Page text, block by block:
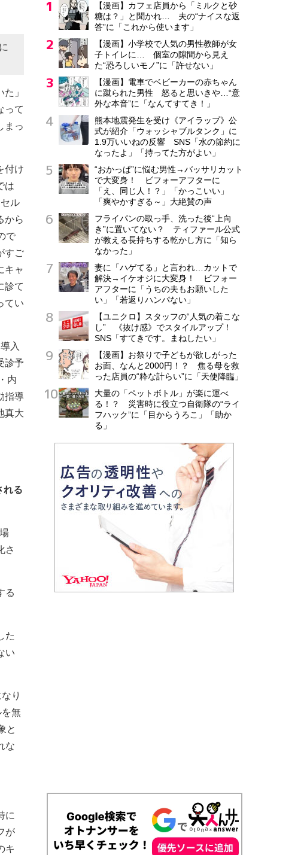
」
って
まっ
付け
は
ル
から
で
すご
キャ
診て
てい
入
診予
内
指導
真大
れる
さ
る
た
い
り
を無
と
な
に
が
キ
【漫画】カフェ店員から「ミルクと砂
糖は？」と聞かれ… 夫の“ナイスな返
答”に「これから使います」
【漫画】小学校で人気の男性教師が女
子トイレに… 個室の隙間から見え
た“恐ろしいモノ”に「許せない」
【漫画】電車でベビーカーの赤ちゃん
に蹴られた男性 怒ると思いきや…“意
外な本音”に「なんてすてき！」
熊本地震発生を受け《アイラップ》公
式が紹介「ウォッシャブルタンク」に
1.9万いいねの反響 SNS「水の節約に
なったよ」「持ってた方がよい」
“おかっぱ”に悩む男性→バッサリカット
で大変身！ ビフォーアフターに
「え、同じ人！？」「かっこいい」
「爽やかすぎる～」大絶賛の声
フライパンの取っ手、洗った後“上向
き”に置いてない？ ティファール公式
が教える長持ちする乾かし方に「知ら
なかった」
妻に「ハゲてる」と言われ…カットで
解決→イケオジに大変身！ ビフォー
アフターに「うちの夫もお願いした
い」「若返りハンパない」
【ユニクロ】スタッフの“人気の着こな
し” 《抜け感》でスタイルアップ！
SNS「すてきです。まねしたい」
【漫画】お祭りで子どもが欲しがった
お面、なんと2000円！？ 焦る母を救
った店員の“粋な計らい”に「天使降臨」
大量の「ペットボトル」が楽に運べ
る！？ 災害時に役立つ自衛隊の“ライ
フハック”に「目からうろこ」「助か
る」